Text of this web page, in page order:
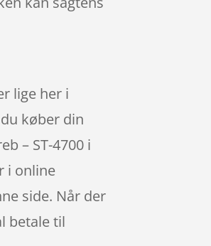
lige her i
køber din
– ST-4700 i
i online
side. Når der
betale til